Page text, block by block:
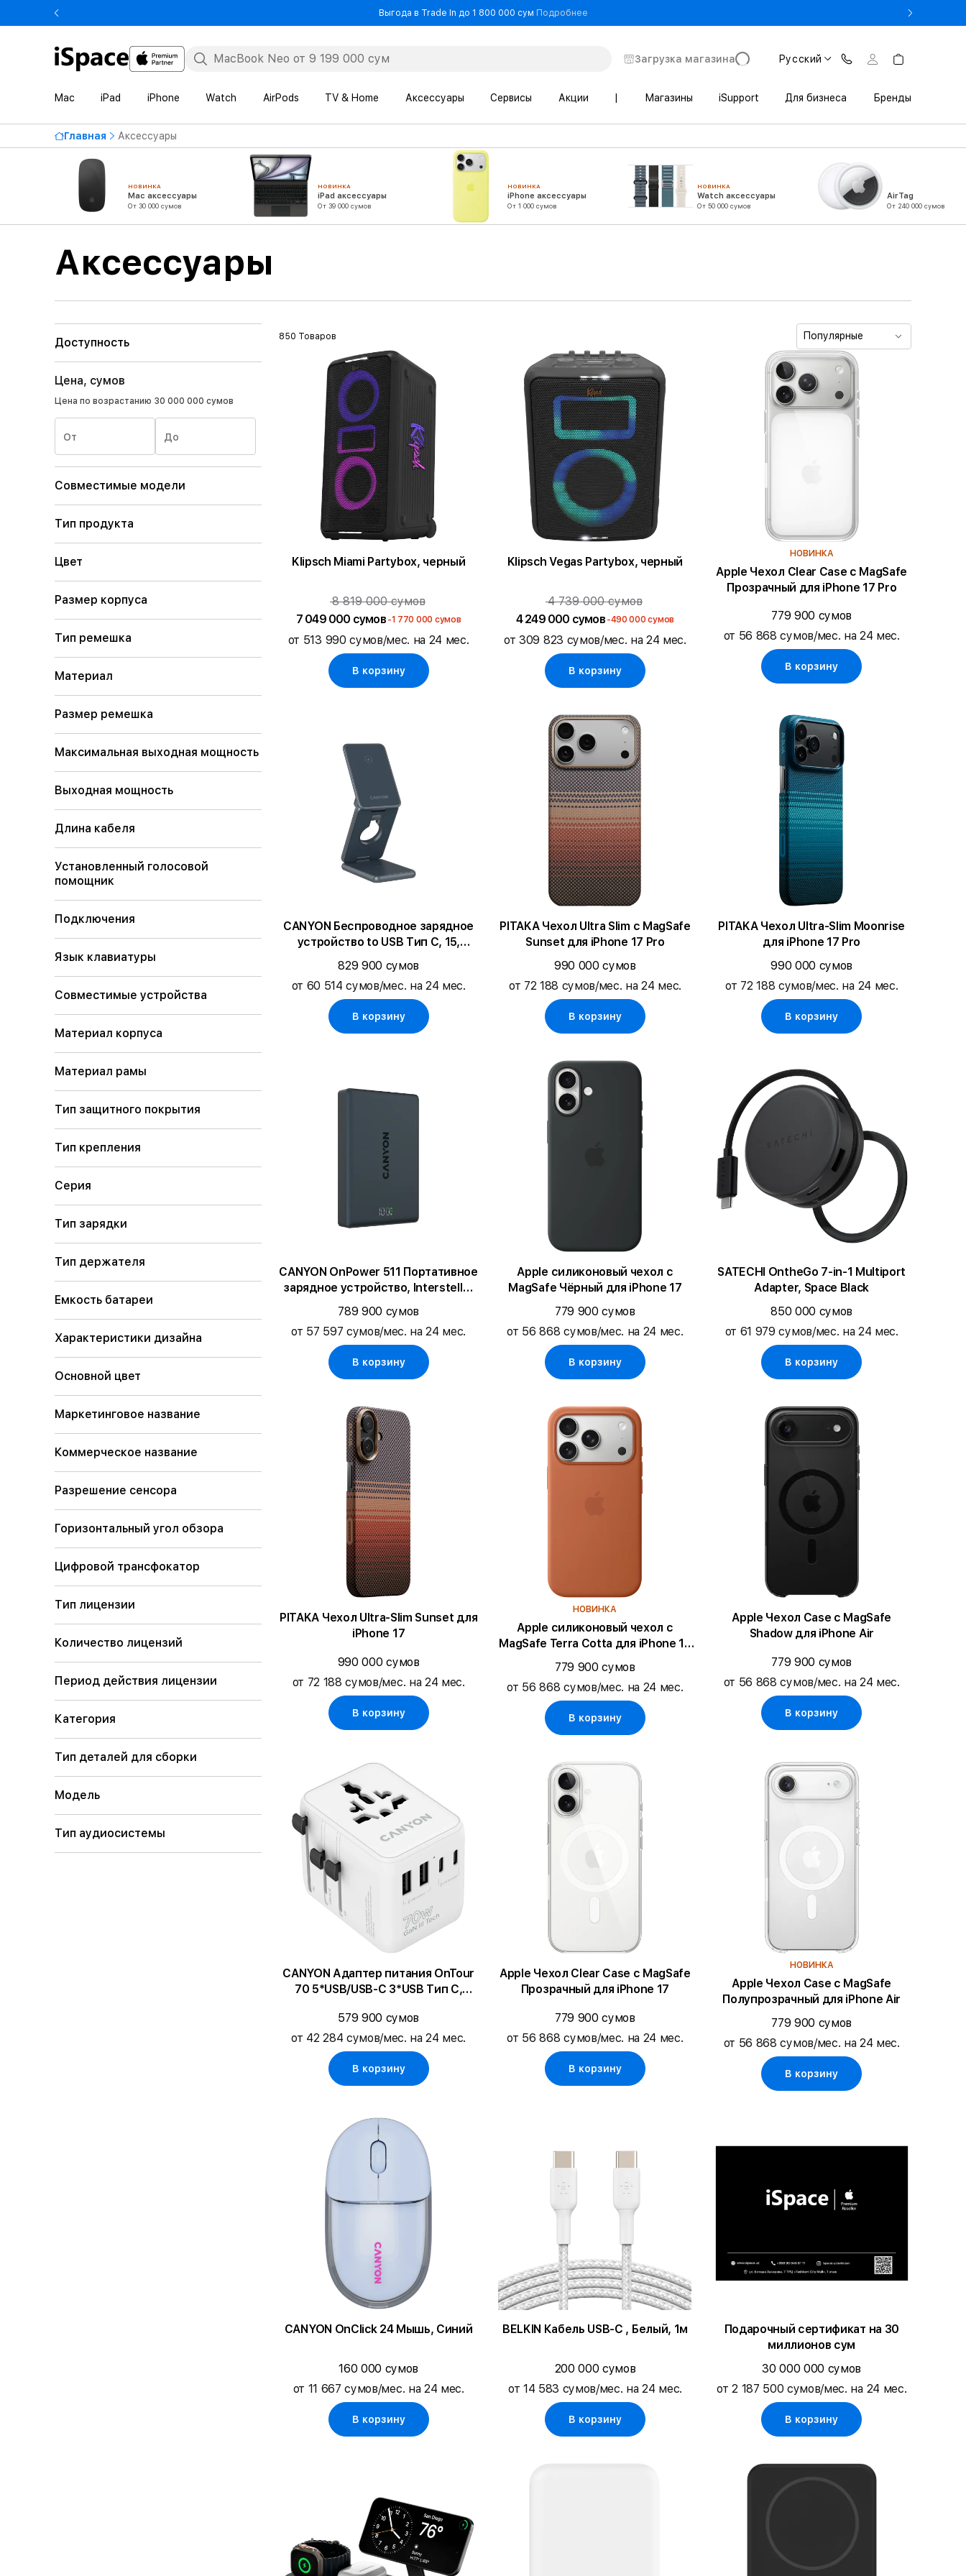
Выгода в Trade In до 1 800 000 сум Подробнее- Выгода в Trade In до 1 800 000 сум
Загрузка магазина Русский
Mac iPad iPhone Watch AirPods TV & Home Аксессуары Сервисы Акции Магазины iSupport Для бизнеса Бренды
Главная Аксессуары
НОВИНКА
Mac аксессуары
От 30 000 сумов
НОВИНКА
iPad аксессуары
От 39 000 сумов
НОВИНКА
iPhone аксессуары
От 1 000 сумов
НОВИНКА
Watch аксессуары
От 50 000 сумов
AirTag
От 240 000 сумов
Аксессуары
Доступность
Цена, сумов
Цена по возрастанию 30 000 000 сумов
От До
Совместимые модели
Тип продукта
Цвет
Размер корпуса
Тип ремешка
Материал
Размер ремешка
Максимальная выходная мощность
Выходная мощность
Длина кабеля
Установленный голосовой
помощник
Подключения
Язык клавиатуры
Совместимые устройства
Материал корпуса
Материал рамы
Тип защитного покрытия
Тип крепления
Серия
Тип зарядки
Тип держателя
Емкость батареи
Характеристики дизайна
Основной цвет
Маркетинговое название
Коммерческое название
Разрешение сенсора
Горизонтальный угол обзора
Цифровой трансфокатор
Тип лицензии
Количество лицензий
Период действия лицензии
Категория
Тип деталей для сборки
Модель
Тип аудиосистемы
850 Товаров Популярные
Klipsch Miami Partybox, черный
8 819 000 сумов
7 049 000 сумов -1 770 000 сумов
от 513 990 сумов/мес. на 24 мес.
В корзину
Klipsch Vegas Partybox, черный
4 739 000 сумов
4 249 000 сумов -490 000 сумов
от 309 823 сумов/мес. на 24 мес.
В корзину
НОВИНКА
Apple Чехол Clear Case с MagSafe
Прозрачный для iPhone 17 Pro
779 900 сумов
от 56 868 сумов/мес. на 24 мес.
В корзину
CANYON Беспроводное зарядное
устройство to USB Тип C, 15,
Металл
829 900 сумов
от 60 514 сумов/мес. на 24 мес.
В корзину
PITAKA Чехол Ultra Slim с MagSafe
Sunset для iPhone 17 Pro
990 000 сумов
от 72 188 сумов/мес. на 24 мес.
В корзину
PITAKA Чехол Ultra-Slim Moonrise
для iPhone 17 Pro
990 000 сумов
от 72 188 сумов/мес. на 24 мес.
В корзину
CANYON OnPower 511 Портативное
зарядное устройство, Interstellar
Black
789 900 сумов
от 57 597 сумов/мес. на 24 мес.
В корзину
Apple силиконовый чехол с
MagSafe Чёрный для iPhone 17
779 900 сумов
от 56 868 сумов/мес. на 24 мес.
В корзину
SATECHI OntheGo 7-in-1 Multiport
Adapter, Space Black
850 000 сумов
от 61 979 сумов/мес. на 24 мес.
В корзину
PITAKA Чехол Ultra-Slim Sunset для
iPhone 17
990 000 сумов
от 72 188 сумов/мес. на 24 мес.
В корзину
НОВИНКА
Apple силиконовый чехол с
MagSafe Terra Cotta для iPhone 17
Pro
779 900 сумов
от 56 868 сумов/мес. на 24 мес.
В корзину
Apple Чехол Case с MagSafe
Shadow для iPhone Air
779 900 сумов
от 56 868 сумов/мес. на 24 мес.
В корзину
CANYON Адаптер питания OnTour
70 5*USB/USB-C 3*USB Тип C,
579 900 сумов
от 42 284 сумов/мес. на 24 мес.
В корзину
Apple Чехол Clear Case с MagSafe
Прозрачный для iPhone 17
779 900 сумов
от 56 868 сумов/мес. на 24 мес.
В корзину
НОВИНКА
Apple Чехол Case с MagSafe
Полупрозрачный для iPhone Air
779 900 сумов
от 56 868 сумов/мес. на 24 мес.
В корзину
CANYON OnClick 24 Мышь, Синий
160 000 сумов
от 11 667 сумов/мес. на 24 мес.
В корзину
BELKIN Кабель USB-C , Белый, 1м
200 000 сумов
от 14 583 сумов/мес. на 24 мес.
В корзину
Подарочный сертификат на 30
миллионов сум
30 000 000 сумов
от 2 187 500 сумов/мес. на 24 мес.
В корзину